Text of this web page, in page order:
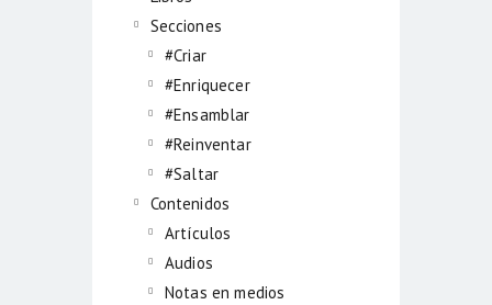
Secciones
#Criar
#Enriquecer
#Ensamblar
#Reinventar
#Saltar
Contenidos
Artículos
Audios
Notas en medios